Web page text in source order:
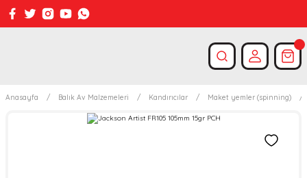
Anasayfa Balık Av Malzemeleri Kandırıcılar Maket yemler (spinning)